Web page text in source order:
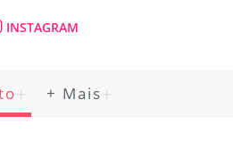
INSTAGRAM
+ Mais